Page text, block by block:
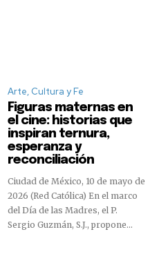
Arte, Cultura y Fe
Figuras maternas en
el cine: historias que
inspiran ternura,
esperanza y
reconciliación
Ciudad de México, 10 de mayo de
2026 (Red Católica) En el marco
del Día de las Madres, el P.
Sergio Guzmán, S.J., propone...